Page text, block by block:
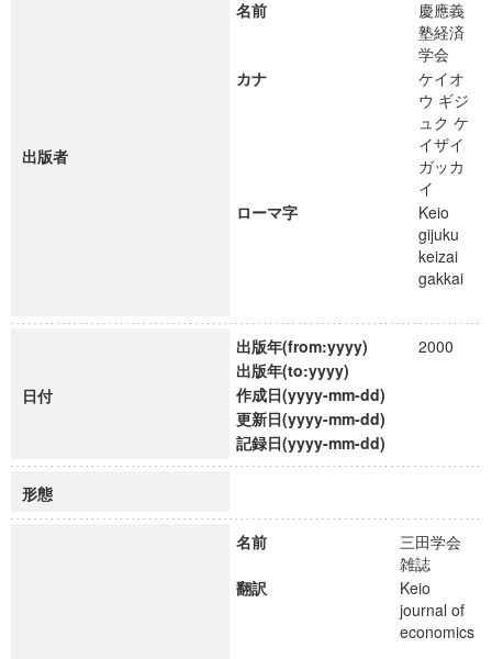
出版者
名前
慶應義
塾経済
学会
カナ
ケイオ
ウ ギジ
ュク ケ
イザイ
ガッカ
イ
ローマ字
Keio
gijuku
keizai
gakkai
日付
出版年(from:yyyy)
2000
出版年(to:yyyy)
作成日(yyyy-mm-dd)
更新日(yyyy-mm-dd)
記録日(yyyy-mm-dd)
形態
名前
三田学会
雑誌
翻訳
Keio
journal of
economics